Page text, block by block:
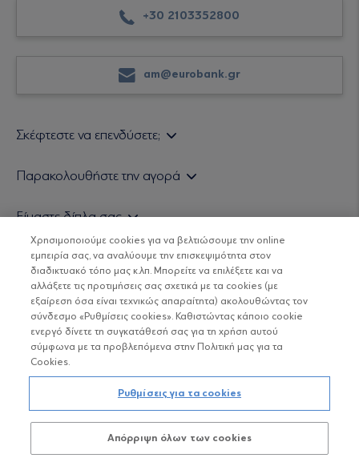
+30 2103352800
am@eurobank.gr
Σκέφτεστε να επενδύσετε;
Τιμολογιακή Πολιτική
Δείτε τις πολιτικές μας
Βασικές Γνώσεις
Παρακολουθήστε την αγορά
Τα νέα μας
Χρήσιμοι σύνδεσμοι
Είμαστε δίπλα σας
H Eurobank Asset Management ΑΕΔΑΚ
Επενδυτική φιλοσοφία ESG
Πιστοποιημένα στελέχη και συνεργάτες
Αποστολή Βιογραφικών
ΟΙ ΟΣΕΚΑ ΔΕΝ ΕΧΟΥΝ ΕΓΓΥΗΜΕΝΗ ΑΠΟΔΟΣΗ ΚΑΙ ΟΙ
ΠΡΟΗΓΟΥΜΕΝΕΣ ΑΠΟΔΟΣΕΙΣ ΔΕΝ ΔΙΑΣΦΑΛΙΖΟΥΝ ΤΙΣ
ΜΕΛΛΟΝΤΙΚΕΣ
Copyright © Eurobank ΑΕΔΑΚ
Προστασία Προσωπικών Δεδομένων
Όροι χρήσης
Χρησιμοποιούμε cookies για να βελτιώσουμε την online
εμπειρία σας, να αναλύουμε την επισκεψιμότητα στον
διαδικτυακό τόπο μας κ.λπ. Μπορείτε να επιλέξετε και να
αλλάξετε τις προτιμήσεις σας σχετικά με τα cookies (με
εξαίρεση όσα είναι τεχνικώς απαραίτητα) ακολουθώντας τον
σύνδεσμο «Ρυθμίσεις cookies». Καθιστώντας κάποιο cookie
ενεργό δίνετε τη συγκατάθεσή σας για τη χρήση αυτού
σύμφωνα με τα προβλεπόμενα στην Πολιτική μας για τα
Cookies.
Ρυθμίσεις για τα cookies
Απόρριψη όλων των cookies